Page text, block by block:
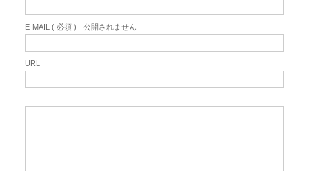
E-MAIL ( 必須 ) - 公開されません -
URL